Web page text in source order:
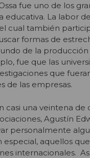
fue uno de los
educativa. La labor
cual también
formas de
de la producción
fue que las
que
de las empresas.
casi una veintena de
Agustín
personalmente
especial, aquellos
internacionales.